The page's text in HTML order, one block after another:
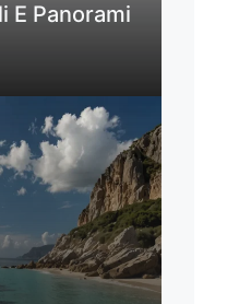
E Panorami